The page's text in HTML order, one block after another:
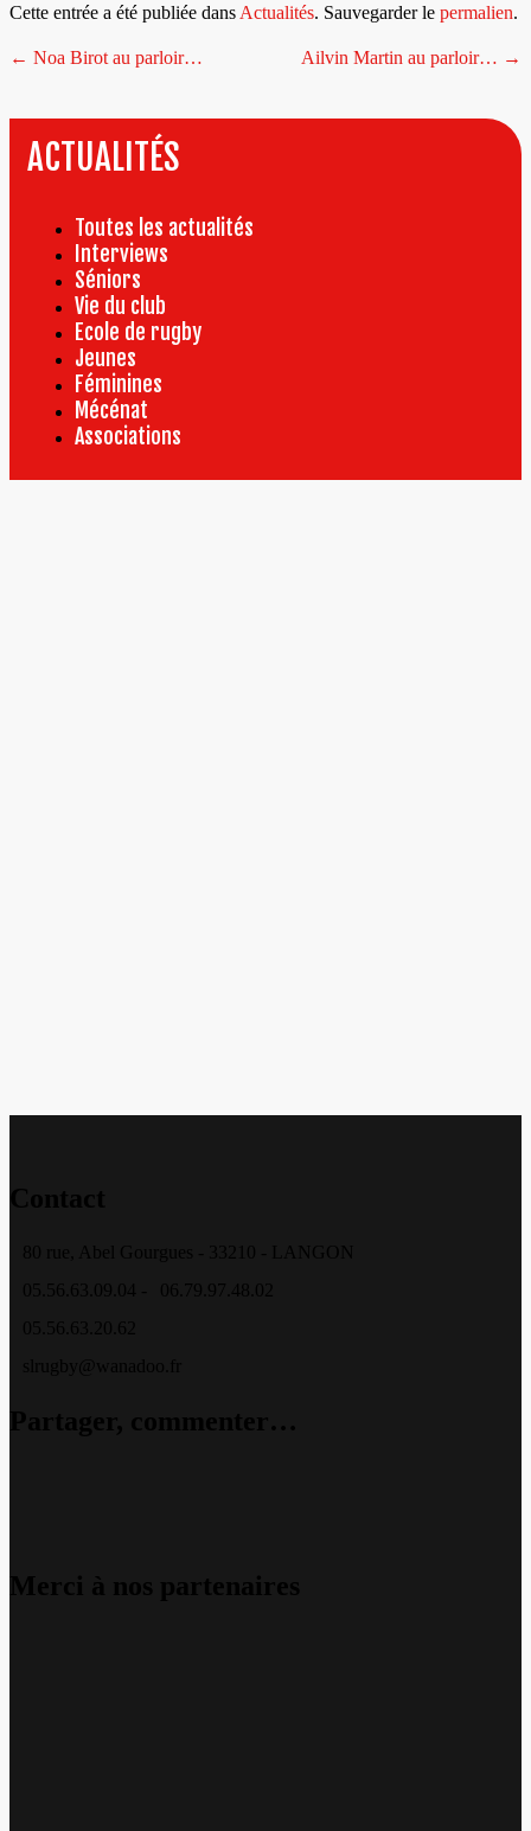
Cette entrée a été publiée dans Actualités. Sauvegarder le permalien.
Navigation
l’article
← Noa Birot au parloir… Ailvin Martin au parloir… →
ACTUALITÉS
Toutes les actualités
Interviews
Séniors
Vie du club
Ecole de rugby
Jeunes
Féminines
Mécénat
Associations